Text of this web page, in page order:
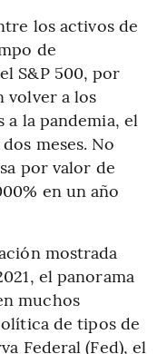
los activos de
de
S&P 500, por
volver a los
la pandemia, el
meses. No
por valor de
en un año
mostrada
el panorama
muchos
de tipos de
Federal (Fed), el